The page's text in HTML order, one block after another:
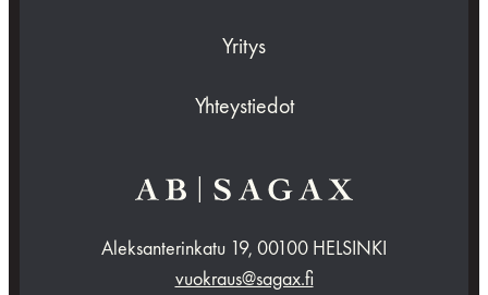
Yritys
Yhteystiedot
Aleksanterinkatu 19, 00100 HELSINKI
vuokraus@sagax.fi